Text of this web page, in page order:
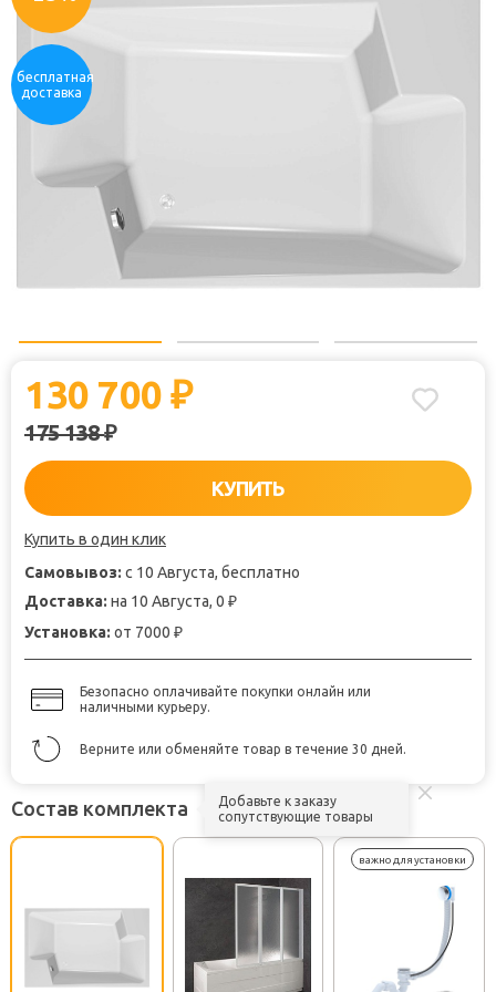
бесплатная
доставка
130 700₽
175 138₽
КУПИТЬ
Купить в один клик
Самовывоз: с 10 Августа, бесплатно
Доставка: на 10 Августа, 0 ₽
Установка: от 7000 ₽
Безопасно оплачивайте покупки онлайн или
наличными курьеру.
Верните или обменяйте товар в течение 30 дней.
Состав комплекта
Добавьте к заказу
сопутствующие товары